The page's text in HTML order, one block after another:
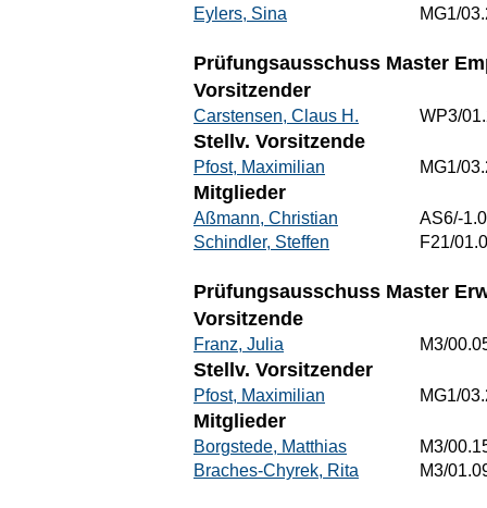
Eylers, Sina MG1/
Prüfungsausschuss Master
Vorsitzender
Carstensen, Claus H. WP3/
Stellv. Vorsitzende
Pfost, Maximilian MG1/
Mitglieder
Aßmann, Christian
AS6/-
Schindler, Steffen
F21/
Prüfungsausschuss Master
Vorsitzende
Franz, Julia M3/
Stellv. Vorsitzender
Pfost, Maximilian MG1/
Mitglieder
Borgstede, Matthias
M3/
Braches-Chyrek, Rita
M3/